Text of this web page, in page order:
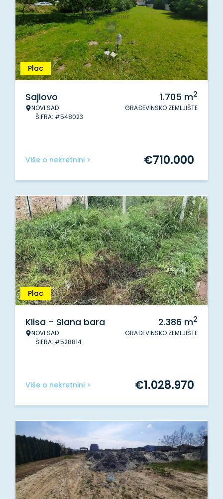
Plac
Sajlovo
NOVI SAD
ŠIFRA: #548023
1.705 m2
GRAĐEVINSKO ZEMLJIŠTE
Više o nekretnini > €710.000
Plac
Klisa - Slana bara
NOVI SAD
ŠIFRA: #528814
2.386 m2
GRAĐEVINSKO ZEMLJIŠTE
Više o nekretnini > €1.028.970